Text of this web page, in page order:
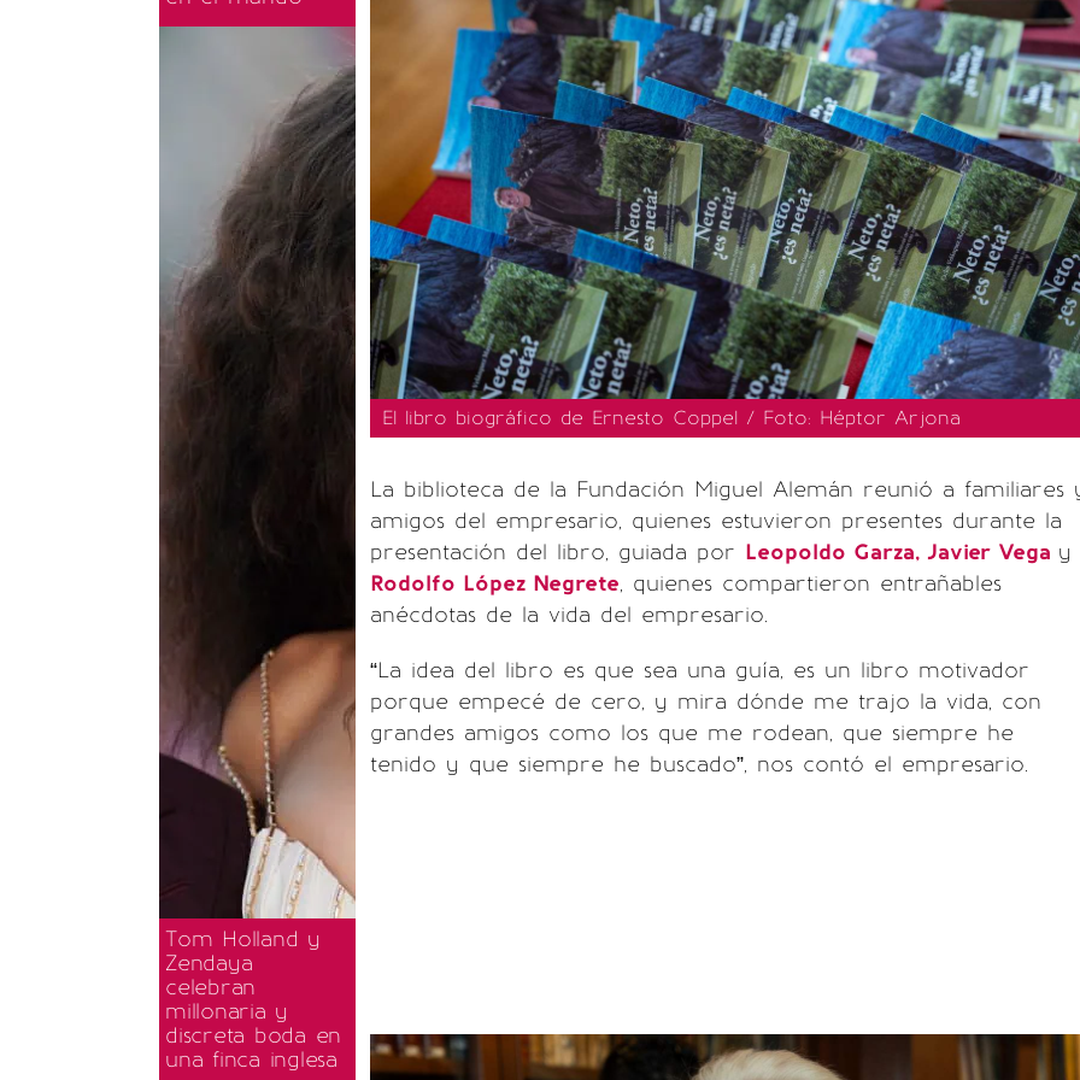
Tom Holland y
Zendaya
celebran
millonaria y
discreta boda en
una finca inglesa
El libro biográfico de Ernesto Coppel / Foto: Héptor Arjona
La biblioteca de la Fundación Miguel Alemán reunió a familiares
amigos del empresario, quienes estuvieron presentes durante la
presentación del libro, guiada por Leopoldo Garza, Javier Vega y
Rodolfo López Negrete, quienes compartieron entrañables
anécdotas de la vida del empresario.
“La idea del libro es que sea una guía, es un libro motivador
porque empecé de cero, y mira dónde me trajo la vida, con
grandes amigos como los que me rodean, que siempre he
tenido y que siempre he buscado”, nos contó el empresario.